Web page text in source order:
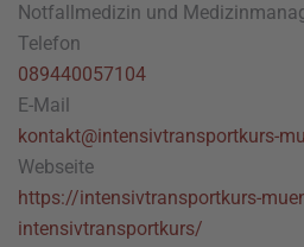
Notfallmedizin und
Telefon
089440057104
E-Mail
kontakt@intensivtransportkurs-
Webseite
https://intensivtransportkurs-
intensivtransportkurs/